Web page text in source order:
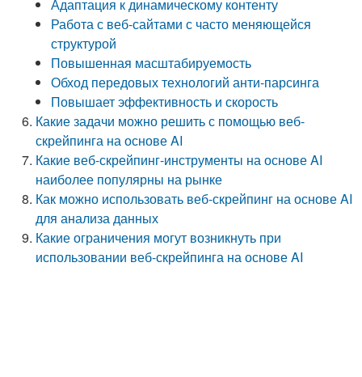
Адаптация к динамическому контенту
Работа с веб-сайтами с часто меняющейся
структурой
Повышенная масштабируемость
Обход передовых технологий анти-парсинга
Повышает эффективность и скорость
Какие задачи можно решить с помощью веб-
скрейпинга на основе AI
Какие веб-скрейпинг-инструменты на основе AI
наиболее популярны на рынке
Как можно использовать веб-скрейпинг на основе AI
для анализа данных
Какие ограничения могут возникнуть при
использовании веб-скрейпинга на основе AI